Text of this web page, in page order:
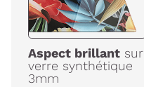
Aspect brillant sur
verre synthétique
3mm